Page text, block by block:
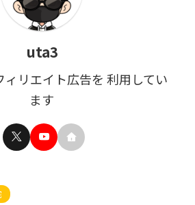
uta3
ィリエイト広告を 利用してい
ます